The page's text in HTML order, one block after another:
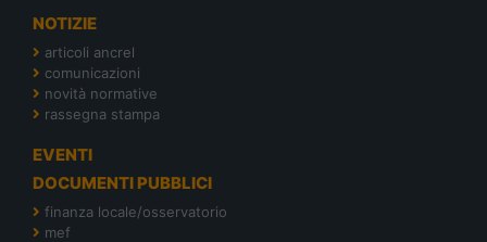
NOTIZIE
articoli ancrel
comunicazioni
novità normative
rassegna stampa
EVENTI
DOCUMENTI PUBBLICI
finanza locale/osservatorio
mef